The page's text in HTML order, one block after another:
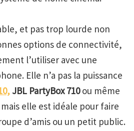
et pas trop lourde non
options de connectivité,
l’utiliser avec une
Elle n’a pas la puissance
JBL PartyBox 710ou même
elle est idéale pour faire
d’amis ou un petit public.